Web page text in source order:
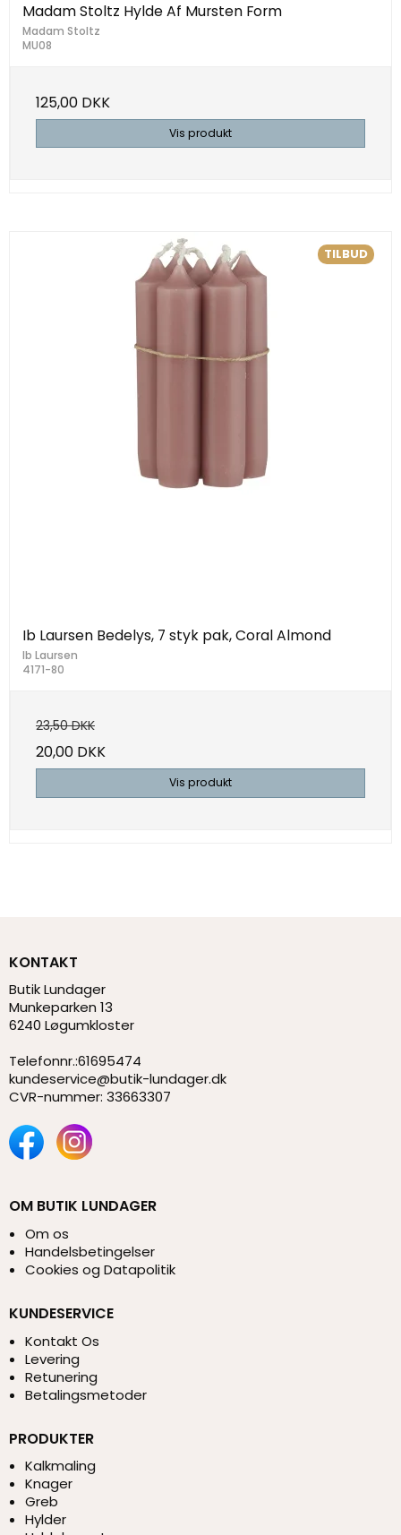
Madam Stoltz Hylde Af Mursten Form
Madam Stoltz
MU08
125,00 DKK
Vis produkt
TILBUD
Ib Laursen Bedelys, 7 styk pak, Coral Almond
Ib Laursen
4171-80
23,50 DKK
20,00 DKK
Vis produkt
KONTAKT
Butik Lundager
Munkeparken 13
6240 Løgumkloster
Telefonnr.:61695474
kundeservice@butik-lundager.dk
CVR-nummer: 33663307
OM BUTIK LUNDAGER
Om os
Handelsbetingelser
Cookies og Datapolitik
KUNDESERVICE
Kontakt Os
Levering
Retunering
Betalingsmetoder
PRODUKTER
Kalkmaling
Knager
Greb
Hylder